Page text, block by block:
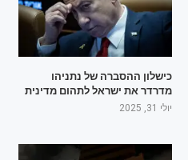
כישלון ההסברה של נתניהו
מדרדר את ישראל לתהום מדינית
יולי 31, 2025